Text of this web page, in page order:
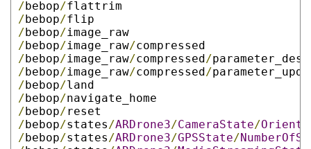
/bebop/flattrim
/bebop/flip
/bebop/image_raw
/bebop/image_raw/compressed
/bebop/image_raw/compressed/
/bebop/image_raw/compressed/
/bebop/land
/bebop/navigate_home
/bebop/reset
/bebop/states /ARDrone3/CameraState/
/bebop/states /ARDrone3/GPSState/